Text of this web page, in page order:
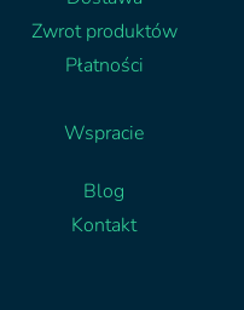
Zwrot produktów
Płatności
Wspracie
Blog
Kontakt